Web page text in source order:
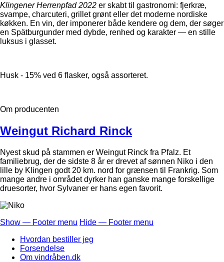
Klingener Herrenpfad 2022 er skabt til gastronomi: fjerkræ,
svampe, charcuteri, grillet grønt eller det moderne nordiske
køkken. En vin, der imponerer både kendere og dem, der søger
en Spätburgunder med dybde, renhed og karakter — en stille
luksus i glasset.
Husk - 15% ved 6 flasker, også assorteret.
Om producenten
Weingut Richard Rinck
Nyest skud på stammen er Weingut Rinck fra Pfalz. Et
familiebrug, der de sidste 8 år er drevet af sønnen Niko i den
lille by Klingen godt 20 km. nord for grænsen til Frankrig. Som
mange andre i området dyrker han ganske mange forskellige
druesorter, hvor Sylvaner er hans egen favorit.
Footer
menu
Show — Footer menu Hide — Footer menu
Hvordan bestiller jeg
Forsendelse
Om vindråben.dk